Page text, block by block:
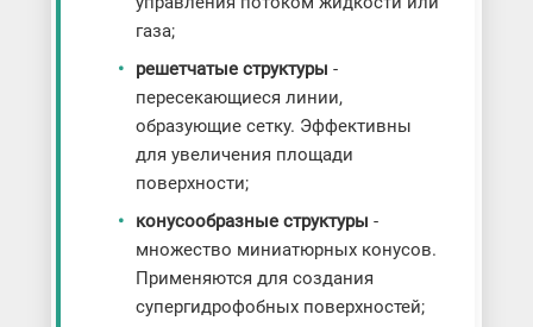
газа;
решетчатые структуры -
пересекающиеся линии,
образующие сетку. Эффективны
для увеличения площади
поверхности;
конусообразные структуры -
множество миниатюрных конусов.
Применяются для создания
супергидрофобных поверхностей;